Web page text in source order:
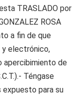
TRASLADO por
ROSA
a fin de que
y electrónico,
apercibimiento de
Téngase
para su